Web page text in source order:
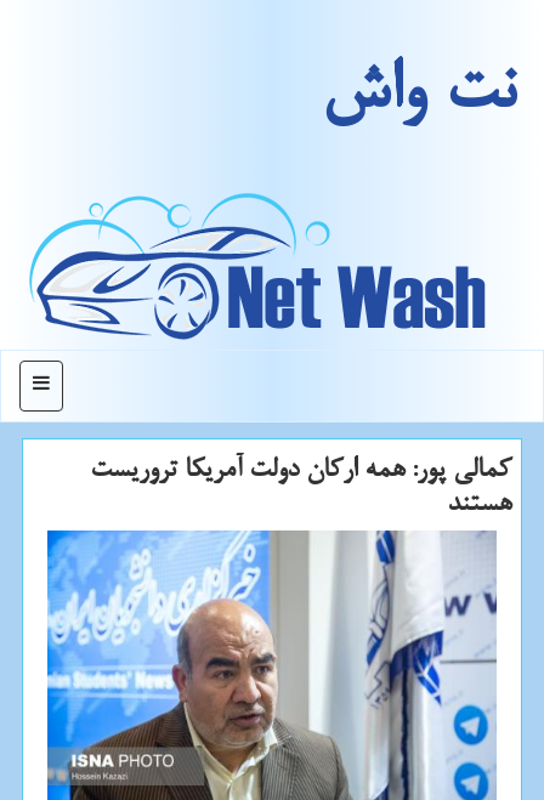
نت واش
منو
كمالی پور: همه اركان دولت آمریكا تروریست
هستند